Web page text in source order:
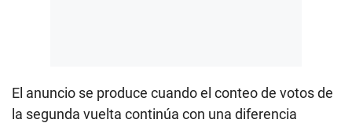
El anuncio se produce cuando el conteo de votos de
la segunda vuelta continúa con una diferencia